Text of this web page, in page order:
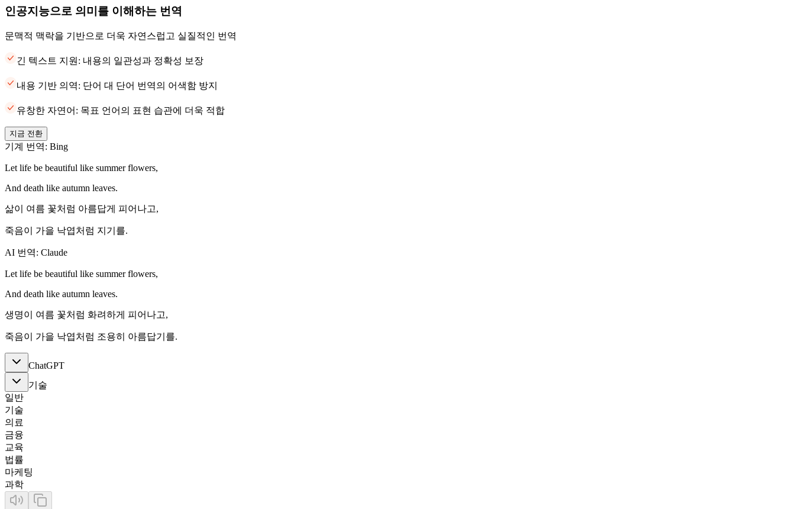
인공지능으로 의미를 이해하는 번역
문맥적 맥락을 기반으로 더욱 자연스럽고 실질적인 번역
긴 텍스트 지원: 내용의 일관성과 정확성 보장
내용 기반 의역: 단어 대 단어 번역의 어색함 방지
유창한 자연어: 목표 언어의 표현 습관에 더욱 적합
지금 전환
기계 번역: Bing
Let life be beautiful like summer flowers,
And death like autumn leaves.
삶이 여름 꽃처럼 아름답게 피어나고,
죽음이 가을 낙엽처럼 지기를.
AI 번역: Claude
Let life be beautiful like summer flowers,
And death like autumn leaves.
생명이 여름 꽃처럼 화려하게 피어나고,
죽음이 가을 낙엽처럼 조용히 아름답기를.
ChatGPT
기술
일반
기술
의료
금융
교육
법률
마케팅
과학